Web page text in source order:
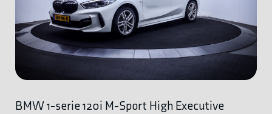
BMW 1-serie 120i M-Sport High Executive